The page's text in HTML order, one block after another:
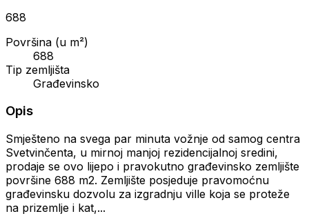
688
Površina (u m²)
688
Tip zemljišta
Građevinsko
Opis
Smješteno na svega par minuta vožnje od samog centra
Svetvinčenta, u mirnoj manjoj rezidencijalnoj sredini,
prodaje se ovo lijepo i pravokutno građevinsko zemljište
površine 688 m2. Zemljište posjeduje pravomoćnu
građevinsku dozvolu za izgradnju ville koja se proteže
na prizemlje i kat,...